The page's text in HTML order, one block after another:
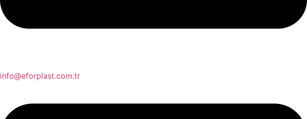
info@eforplast.com.tr